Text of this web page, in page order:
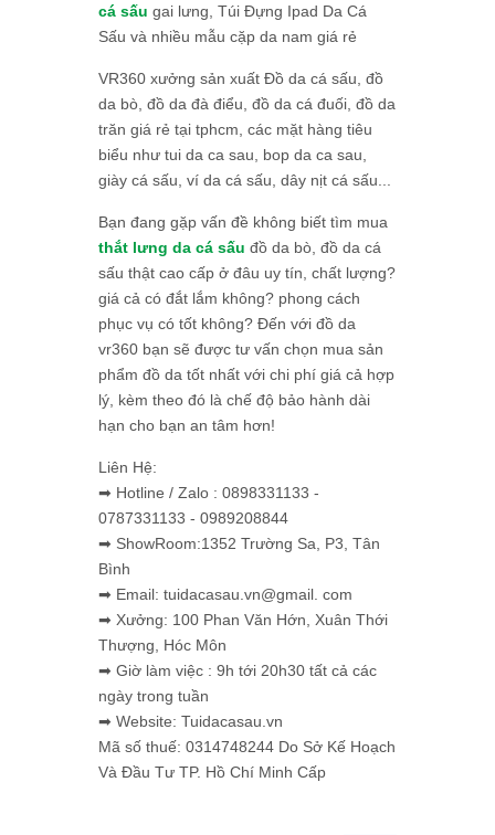
cá sấu gai lưng, Túi Đựng Ipad Da Cá
Sấu và nhiều mẫu cặp da nam giá rẻ
VR360 xưởng sản xuất Đồ da cá sấu, đồ
da bò, đồ da đà điểu, đồ da cá đuối, đồ da
trăn giá rẻ tại tphcm, các mặt hàng tiêu
biểu như tui da ca sau, bop da ca sau,
giày cá sấu, ví da cá sấu, dây nịt cá sấu...
Bạn đang gặp vấn đề không biết tìm mua
thắt lưng da cá sấu đồ da bò, đồ da cá
sấu thật cao cấp ở đâu uy tín, chất lượng?
giá cả có đắt lắm không? phong cách
phục vụ có tốt không? Đến với đồ da
vr360 bạn sẽ được tư vấn chọn mua sản
phẩm đồ da tốt nhất với chi phí giá cả hợp
lý, kèm theo đó là chế độ bảo hành dài
hạn cho bạn an tâm hơn!
Liên Hệ:
➡ Hotline / Zalo : 0898331133 -
0787331133 - 0989208844
➡ ShowRoom:1352 Trường Sa, P3, Tân
Bình
➡ Email: tuidacasau.vn@gmail. com
➡ Xưởng: 100 Phan Văn Hớn, Xuân Thới
Thượng, Hóc Môn
➡ Giờ làm việc : 9h tới 20h30 tất cả các
ngày trong tuần
➡ Website: Tuidacasau.vn
Mã số thuế: 0314748244 Do Sở Kế Hoạch
Và Đầu Tư TP. Hồ Chí Minh Cấp